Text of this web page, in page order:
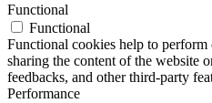
Functional
Functional
Functional cookies help to
sharing the content of the website
feedbacks, and other third-party
Performance